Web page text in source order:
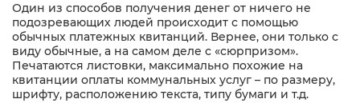
Один из способов получения денег от ничего не
подозревающих людей происходит с помощью
обычных платежных квитанций. Вернее, они только с
виду обычные, а на самом деле с «сюрпризом».
Печатаются листовки, максимально похожие на
квитанции оплаты коммунальных услуг – по размеру,
шрифту, расположению текста, типу бумаги и т.д.